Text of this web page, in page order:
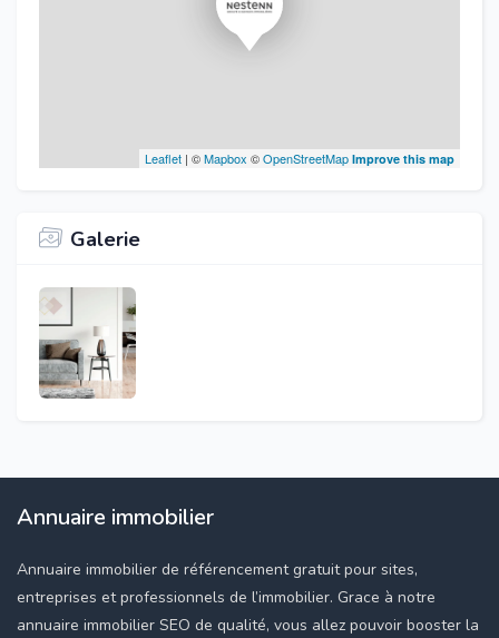
Leaflet | ©Mapbox ©OpenStreetMap Improve this map
Galerie
Annuaire immobilier
Annuaire immobilier de référencement gratuit pour sites,
entreprises et professionnels de l’immobilier. Grace à notre
annuaire immobilier SEO de qualité, vous allez pouvoir booster la